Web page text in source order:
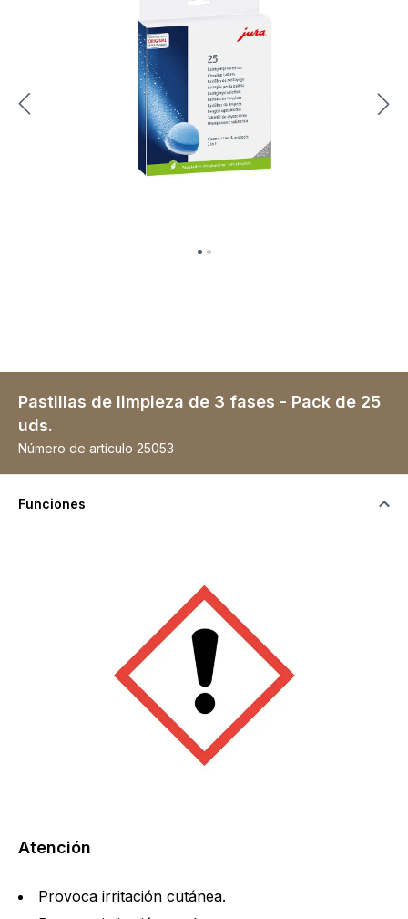
Pastillas de limpieza de 3 fases - Pack de 25
uds.
Número de artículo 25053
Funciones
Atención
Provoca irritación cutánea.